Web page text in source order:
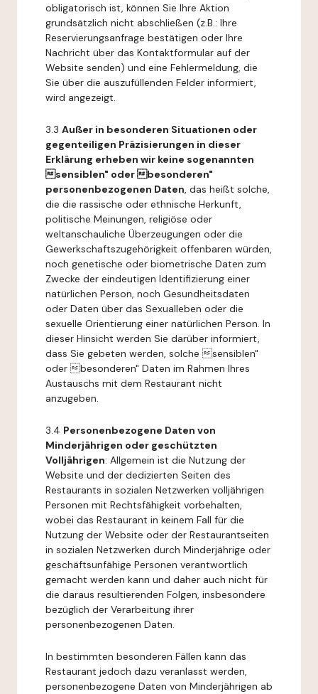
obligatorisch ist, können Sie Ihre Aktion
grundsätzlich nicht abschließen (z.B.: Ihre
Reservierungsanfrage bestätigen oder Ihre
Nachricht über das Kontaktformular auf der
Website senden) und eine Fehlermeldung, die
Sie über die auszufüllenden Felder informiert,
wird angezeigt.
3.3 Außer in besonderen Situationen oder
gegenteiligen Präzisierungen in dieser
Erklärung erheben wir keine sogenannten
sensiblen" oder besonderen"
personenbezogenen Daten, das heißt solche,
die die rassische oder ethnische Herkunft,
politische Meinungen, religiöse oder
weltanschauliche Überzeugungen oder die
Gewerkschaftszugehörigkeit offenbaren würden,
noch genetische oder biometrische Daten zum
Zwecke der eindeutigen Identifizierung einer
natürlichen Person, noch Gesundheitsdaten
oder Daten über das Sexualleben oder die
sexuelle Orientierung einer natürlichen Person. In
dieser Hinsicht werden Sie darüber informiert,
dass Sie gebeten werden, solche sensiblen"
oder besonderen" Daten im Rahmen Ihres
Austauschs mit dem Restaurant nicht
anzugeben.
3.4 Personenbezogene Daten von
Minderjährigen oder geschützten
Volljährigen: Allgemein ist die Nutzung der
Website und der dedizierten Seiten des
Restaurants in sozialen Netzwerken volljährigen
Personen mit Rechtsfähigkeit vorbehalten,
wobei das Restaurant in keinem Fall für die
Nutzung der Website oder der Restaurantseiten
in sozialen Netzwerken durch Minderjährige oder
geschäftsunfähige Personen verantwortlich
gemacht werden kann und daher auch nicht für
die daraus resultierenden Folgen, insbesondere
bezüglich der Verarbeitung ihrer
personenbezogenen Daten.
In bestimmten besonderen Fällen kann das
Restaurant jedoch dazu veranlasst werden,
personenbezogene Daten von Minderjährigen ab